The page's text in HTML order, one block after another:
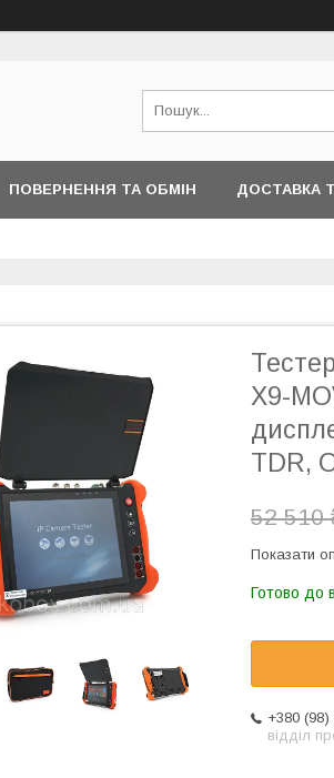
ПОВЕРНЕННЯ ТА ОБМІН ДОСТАВКА
X9-
TDR,
52 510
Показати
Готово до
+380 (98)
відділ